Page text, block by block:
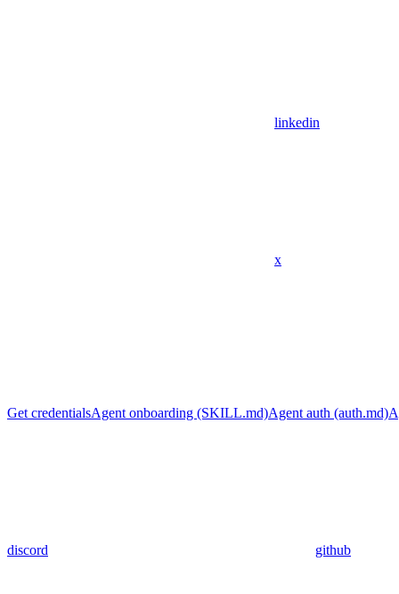
linkedin
x
Get credentialsAgent onboarding (SKILL.md)Agent auth (auth.md)
discord github